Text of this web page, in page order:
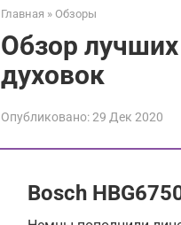
Главная » Обзоры
Обзор
духовок
Опубликовано:29 Дек 2020
Bosch